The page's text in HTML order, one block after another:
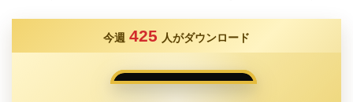
今週 425 人がダウンロード